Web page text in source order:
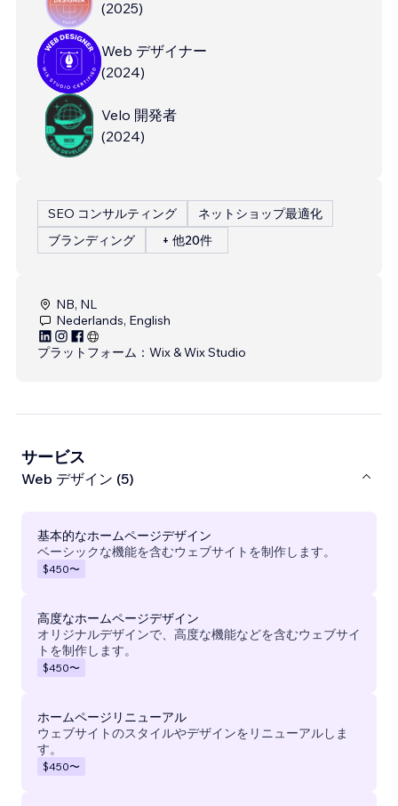
(2025)
Web デザイナー
(2024)
Velo 開発者
(2024)
SEO コンサルティング
ネットショップ最適化
ブランディング
+ 他20件
NB, NL
Nederlands, English
プラットフォーム： Wix & Wix Studio
サービス
Web デザイン (5)
基本的なホームページデザイン
ベーシックな機能を含むウェブサイトを制作します。
$450〜
高度なホームページデザイン
オリジナルデザインで、高度な機能などを含むウェブサイ
トを制作します。
$450〜
ホームページリニューアル
ウェブサイトのスタイルやデザインをリニューアルしま
す。
$450〜